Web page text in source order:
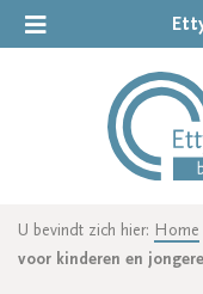
U bevindt zich hier: Home
voor kinderen en